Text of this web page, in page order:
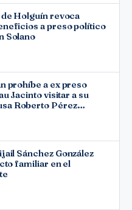
Holguín revoca
a preso político
Solano
prohíbe a ex preso
Jacinto visitar a su
Roberto Pérez
Sánchez González
familiar en el